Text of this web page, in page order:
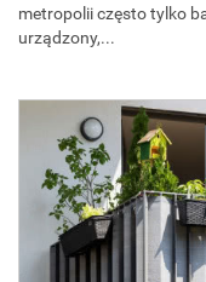
metropolii często tylko
urządzony,...